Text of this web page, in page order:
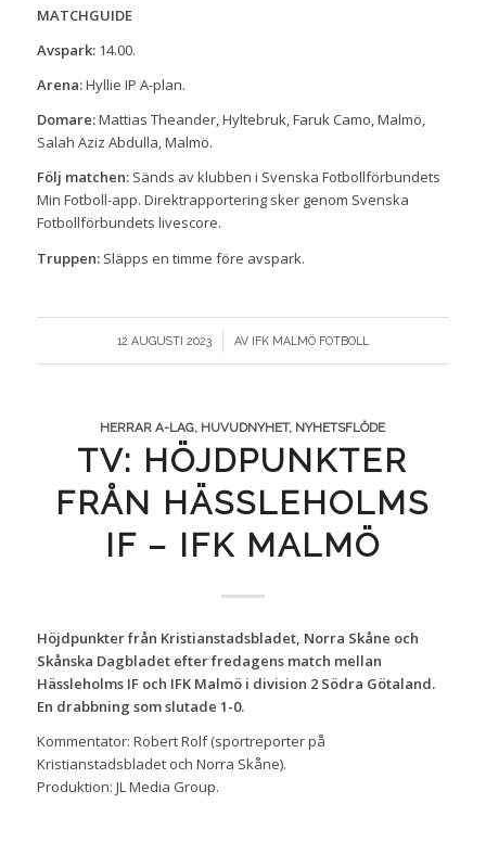
MATCHGUIDE
Avspark:14.00.
Arena:Hyllie IP A-plan.
Domare:Mattias Theander, Hyltebruk, Faruk Camo, Malmö,
Salah Aziz Abdulla, Malmö.
Följ matchen:Sänds av klubben i Svenska Fotbollförbundets
Min Fotboll-app. Direktrapportering sker genom Svenska
Fotbollförbundets livescore.
Truppen: Släpps en timme före avspark.
12 AUGUSTI 2023
/ AV IFK MALMÖ FOTBOLL
HERRAR A-LAG, HUVUDNYHET, NYHETSFLÖDE
TV: HÖJDPUNKTER
FRÅN HÄSSLEHOLMS
IF – IFK MALMÖ
Höjdpunkter från Kristianstadsbladet, Norra Skåne och
Skånska Dagbladet efter fredagens match mellan
Hässleholms IF och IFK Malmö i division 2 Södra Götaland.
En drabbning som slutade 1-0.
Kommentator: Robert Rolf (sportreporter på
Kristianstadsbladet och Norra Skåne).
Produktion: JL Media Group.